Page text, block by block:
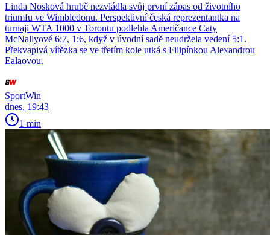
Linda Nosková hrubě nezvládla svůj první zápas od životního
triumfu ve Wimbledonu. Perspektivní česká reprezentantka na
turnaji WTA 1000 v Torontu podlehla Američance Caty
McNallyové 6:7, 1:6, když v úvodní sadě neudržela vedení 5:1.
Překvapivá vítězka se ve třetím kole utká s Filipínkou Alexandrou
Ealaovou.
SportWin
dnes, 19:43
1 min